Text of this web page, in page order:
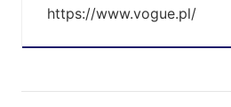
https://www.vogue.pl/